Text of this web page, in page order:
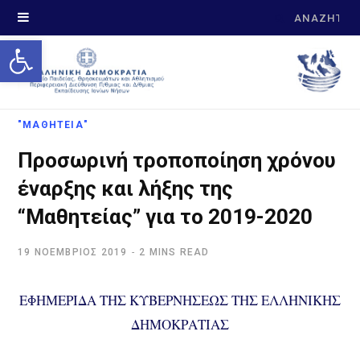
Open toolbar
Search
"ΜΑΘΗΤΕΙΑ"
Προσωρινή τροποποίηση χρόνου
έναρξης και λήξης της
“Μαθητείας” για το 2019-2020
19 ΝΟΈΜΒΡΙΟΣ 2019 2 MINS READ
ΕΦΗΜΕΡΙΔΑ ΤΗΣ ΚΥΒΕΡΝΗΣΕΩΣ ΤΗΣ ΕΛΛΗΝΙΚΗΣ
ΔΗΜΟΚΡΑΤΙΑΣ